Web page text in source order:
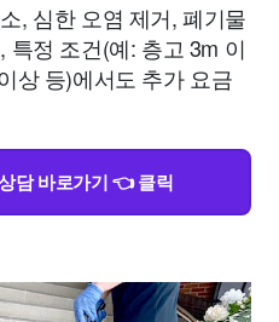
, 심한 오염 제거, 폐기물
특정 조건(예: 층고 3m 이
상 등)에서도 추가 요금
담 바로가기 👈 클릭